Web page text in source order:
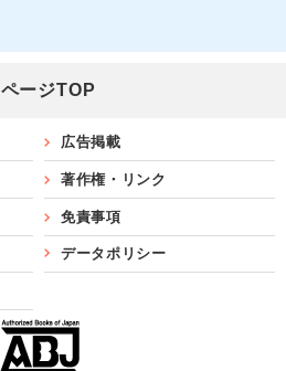
ページTOP
広告掲載
著作権・リンク
免責事項
データポリシー